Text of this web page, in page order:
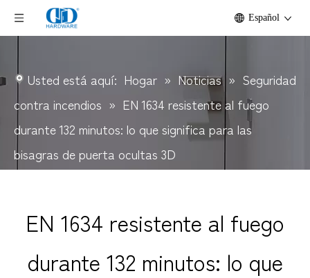
Español
Usted está aquí: Hogar » Noticias » Seguridad
contra incendios » EN 1634 resistente al fuego
durante 132 minutos: lo que significa para las
bisagras de puerta ocultas 3D
EN 1634 resistente al fuego
durante 132 minutos: lo que